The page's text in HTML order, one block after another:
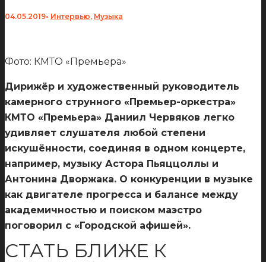
04.05.2019• Интервью, Музыка
Фото: КМТО «Премьера»
Дирижёр и художественный руководитель
камерного струнного «Премьер-оркестра»
КМТО «Премьера» Даниил Червяков легко
удивляет слушателя любой степени
искушённости, соединяя в одном концерте,
например, музыку Астора Пьяццоллы и
Антонина Дворжака. О конкуренции в музыке
как двигателе прогресса и балансе между
академичностью и поиском маэстро
поговорил с «Городской афишей».
СТАТЬ БЛИЖЕ К